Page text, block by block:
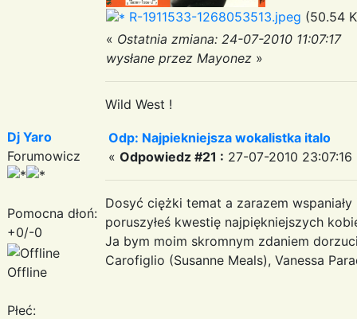
R-1911533-1268053513.jpeg (50.54
« Ostatnia zmiana: 24-07-2010 11:07:17
wysłane przez Mayonez »
Wild West !
Dj Yaro
Forumowicz
Pomocna dłoń:
+0/-0
Offline
Płeć:
Odp: Najpiekniejsza wokalistka italo
« Odpowiedz #21 : 27-07-2010 23:07:16
Dosyć ciężki temat a zarazem
poruszyłeś kwestię najpiękniejszych
Ja bym moim skromnym zdaniem
Carofiglio (Susanne Meals), Vanessa